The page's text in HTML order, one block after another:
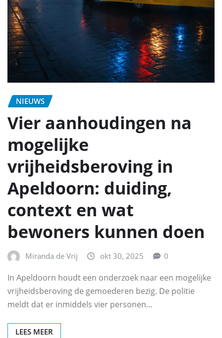
NIEUWS
Vier aanhoudingen na
mogelijke
vrijheidsberoving in
Apeldoorn: duiding,
context en wat
bewoners kunnen doen
Miranda de Vrij okt 30, 2025 0
In Apeldoorn houdt een onderzoek naar een mogelijke
vrijheidsberoving de gemoederen bezig. De politie
meldt dat er inmiddels vier personen…
LEES MEER